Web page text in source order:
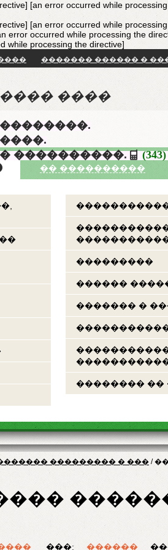
[an error occurred while
[an error occurred while
error occurred while processing the
while processing the directive]
������� ������ �
����
����������.
�� ����������
���������
������
������� �
�������� ��
��������� � ��� /
���: ������